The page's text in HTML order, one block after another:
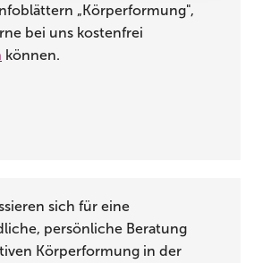
„Körperformung",
bei uns kostenfrei
können.
sich für eine
persönliche Beratung
Körperformung in der